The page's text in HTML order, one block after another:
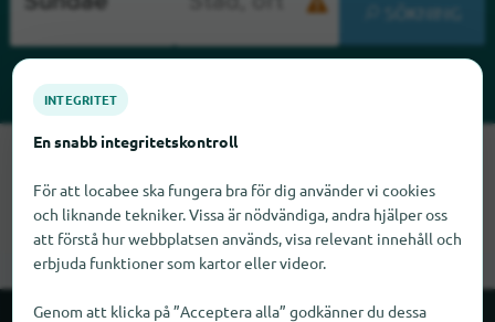
SÖKNING
finns skulle vi bli glada om du meddelade oss det.
INTEGRITET
En snabb integritetskontroll
För att locabee ska fungera bra för dig använder vi cookies
och liknande tekniker. Vissa är nödvändiga, andra hjälper oss
att förstå hur webbplatsen används, visa relevant innehåll och
erbjuda funktioner som kartor eller videor.
Genom att klicka på ”Acceptera alla” godkänner du dessa